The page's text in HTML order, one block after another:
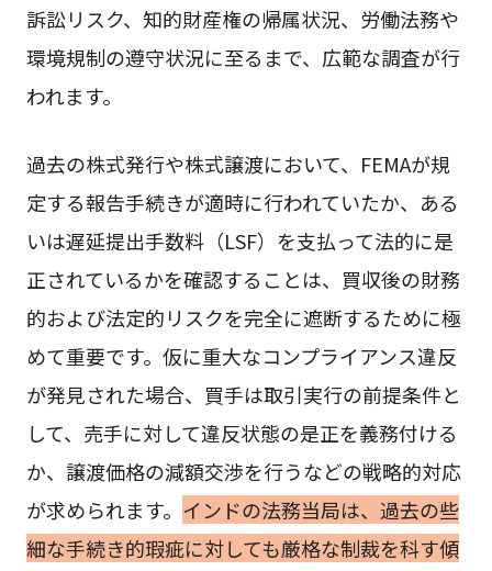
訴訟リスク、知的財産権の帰属状況、労働法務や
環境規制の遵守状況に至るまで、広範な調査が行
われます。
過去の株式発行や株式譲渡において、FEMAが規
定する報告手続きが適時に行われていたか、ある
いは遅延提出手数料（LSF）を支払って法的に是
正されているかを確認することは、買収後の財務
的および法定的リスクを完全に遮断するために極
めて重要です。仮に重大なコンプライアンス違反
が発見された場合、買手は取引実行の前提条件と
して、売手に対して違反状態の是正を義務付ける
か、譲渡価格の減額交渉を行うなどの戦略的対応
が求められます。 インドの法務当局は、過去の些
細な手続き的瑕疵に対しても厳格な制裁を科す傾